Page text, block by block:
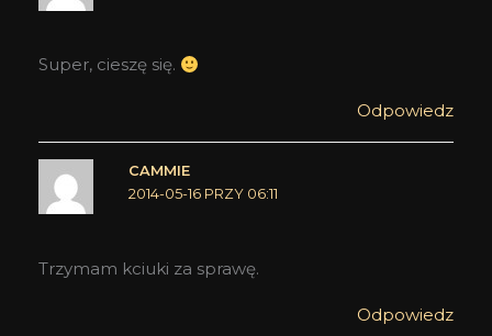
Super, cieszę się.
Odpowiedz
CAMMIE
2014-05-16 PRZY 06:11
Trzymam kciuki za sprawę.
Odpowiedz